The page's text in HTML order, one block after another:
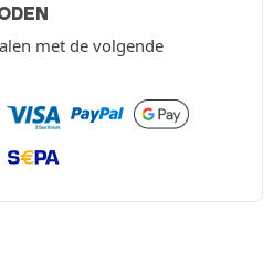
met de volgende